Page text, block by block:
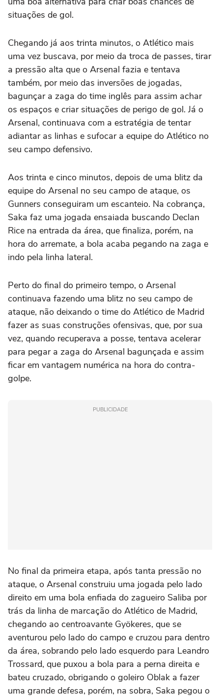
situações de gol.
Chegando já aos trinta minutos, o Atlético mais
uma vez buscava, por meio da troca de passes, tirar
a pressão alta que o Arsenal fazia e tentava
também, por meio das inversões de jogadas,
bagunçar a zaga do time inglês para assim achar
os espaços e criar situações de perigo de gol. Já o
Arsenal, continuava com a estratégia de tentar
adiantar as linhas e sufocar a equipe do Atlético no
seu campo defensivo.
Aos trinta e cinco minutos, depois de uma blitz da
equipe do Arsenal no seu campo de ataque, os
Gunners conseguiram um escanteio. Na cobrança,
Saka faz uma jogada ensaiada buscando Declan
Rice na entrada da área, que finaliza, porém, na
hora do arremate, a bola acaba pegando na zaga e
indo pela linha lateral.
Perto do final do primeiro tempo, o Arsenal
continuava fazendo uma blitz no seu campo de
ataque, não deixando o time do Atlético de Madrid
fazer as suas construções ofensivas, que, por sua
vez, quando recuperava a posse, tentava acelerar
para pegar a zaga do Arsenal bagunçada e assim
ficar em vantagem numérica na hora do contra-
golpe.
PUBLICIDADE
No final da primeira etapa, após tanta pressão no
ataque, o Arsenal construiu uma jogada pelo lado
direito em uma bola enfiada do zagueiro Saliba por
trás da linha de marcação do Atlético de Madrid,
chegando ao centroavante Gyökeres, que se
aventurou pelo lado do campo e cruzou para dentro
da área, sobrando pelo lado esquerdo para Leandro
Trossard, que puxou a bola para a perna direita e
bateu cruzado, obrigando o goleiro Oblak a fazer
uma grande defesa, porém, na sobra, Saka pegou o